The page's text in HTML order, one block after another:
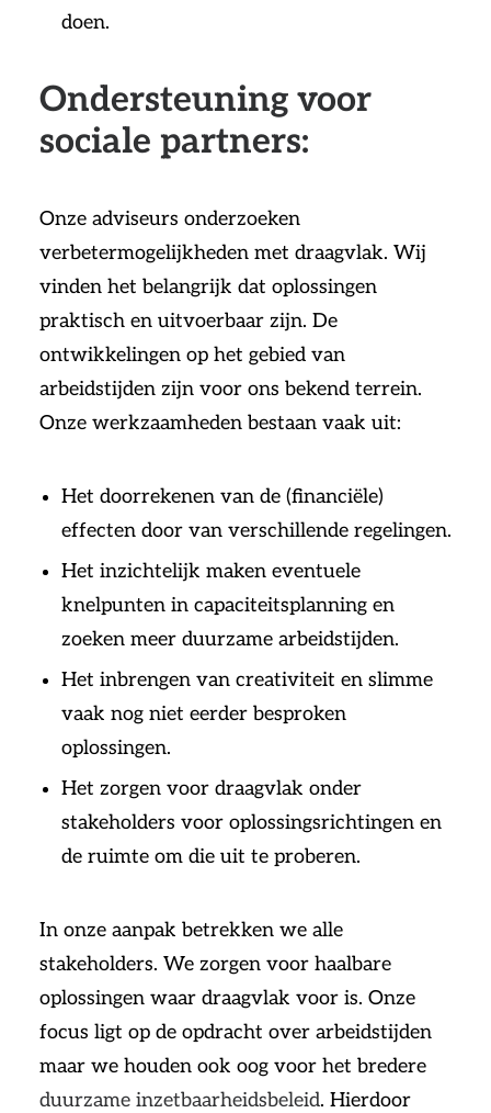
doen.
Ondersteuning voor
sociale partners:
Onze adviseurs onderzoeken
verbetermogelijkheden met draagvlak. Wij
vinden het belangrijk dat oplossingen
praktisch en uitvoerbaar zijn. De
ontwikkelingen op het gebied van
arbeidstijden zijn voor ons bekend terrein.
Onze werkzaamheden bestaan vaak uit:
Het doorrekenen van de (financiële)
effecten door van verschillende regelingen.
Het inzichtelijk maken eventuele
knelpunten in capaciteitsplanning en
zoeken meer duurzame arbeidstijden.
Het inbrengen van creativiteit en slimme
vaak nog niet eerder besproken
oplossingen.
Het zorgen voor draagvlak onder
stakeholders voor oplossingsrichtingen en
de ruimte om die uit te proberen.
In onze aanpak betrekken we alle
stakeholders. We zorgen voor haalbare
oplossingen waar draagvlak voor is. Onze
focus ligt op de opdracht over arbeidstijden
maar we houden ook oog voor het bredere
duurzame inzetbaarheidsbeleid. Hierdoor